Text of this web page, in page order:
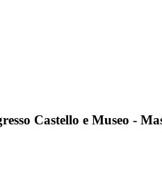
Castello e Museo -